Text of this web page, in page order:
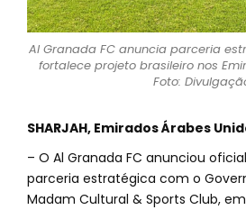
Al Granada FC anuncia parceria
fortalece projeto brasileiro nos
Foto:
SHARJAH, Emirados Árabes
– O Al Granada FC anunciou
parceria estratégica com o
Madam Cultural & Sports Club,